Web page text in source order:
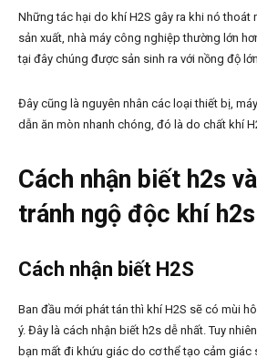
Những tác hại do khí H2S gây ra khi nó thoát
sản xuất, nhà máy công nghiệp thường lớn
tại đây chúng được sản sinh ra với nồng độ
Đây cũng là nguyên nhân các loại thiết bị,
dẫn ăn mòn nhanh chóng, đó là do chất khí
Cách nhận biết h2s
tránh ngộ độc khí h2s
Cách nhận biết H2S
Ban đầu mới phát tán thì khí H2S sẽ có mùi
ý. Đây là cách nhận biết h2s dễ nhất. Tuy
bạn mất đi khứu giác do cơ thể tạo cảm giác